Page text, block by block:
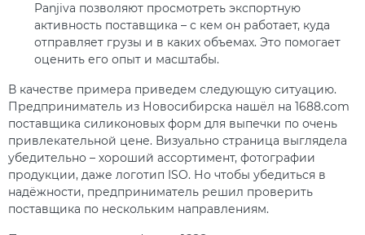
Panjiva позволяют просмотреть экспортную
активность поставщика – с кем он работает, куда
отправляет грузы и в каких объемах. Это помогает
оценить его опыт и масштабы.
В качестве примера приведем следующую ситуацию.
Предприниматель из Новосибирска нашёл на 1688.com
поставщика силиконовых форм для выпечки по очень
привлекательной цене. Визуально страница выглядела
убедительно – хороший ассортимент, фотографии
продукции, даже логотип ISO. Но чтобы убедиться в
надёжности, предприниматель решил проверить
поставщика по нескольким направлениям.